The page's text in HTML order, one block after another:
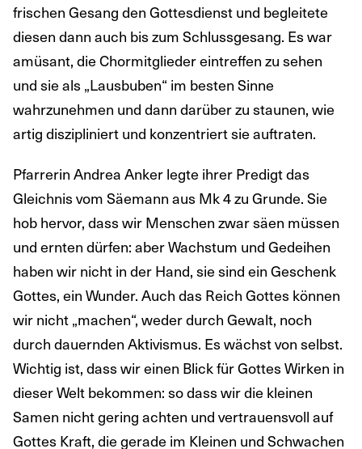
frischen Gesang den Gottesdienst und begleitete
diesen dann auch bis zum Schlussgesang. Es war
amüsant, die Chormitglieder eintreffen zu sehen
und sie als „Lausbuben“ im besten Sinne
wahrzunehmen und dann darüber zu staunen, wie
artig diszipliniert und konzentriert sie auftraten.
Pfarrerin Andrea Anker legte ihrer Predigt das
Gleichnis vom Säemann aus Mk 4 zu Grunde. Sie
hob hervor, dass wir Menschen zwar säen müssen
und ernten dürfen: aber Wachstum und Gedeihen
haben wir nicht in der Hand, sie sind ein Geschenk
Gottes, ein Wunder. Auch das Reich Gottes können
wir nicht „machen“, weder durch Gewalt, noch
durch dauernden Aktivismus. Es wächst von selbst.
Wichtig ist, dass wir einen Blick für Gottes Wirken in
dieser Welt bekommen: so dass wir die kleinen
Samen nicht gering achten und vertrauensvoll auf
Gottes Kraft, die gerade im Kleinen und Schwachen